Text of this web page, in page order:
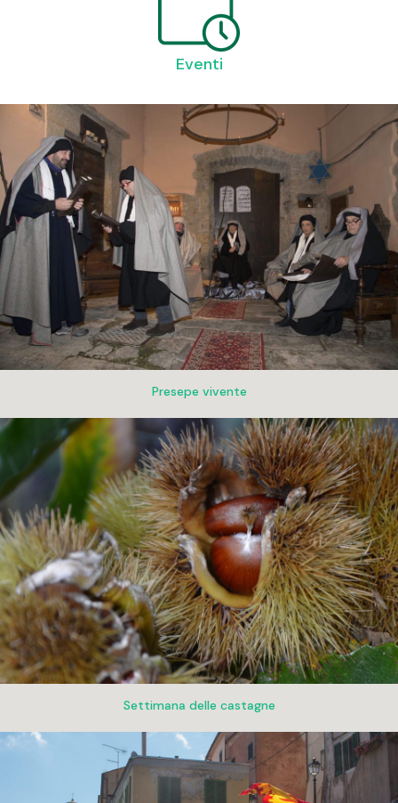
Eventi
Presepe vivente
Settimana delle castagne